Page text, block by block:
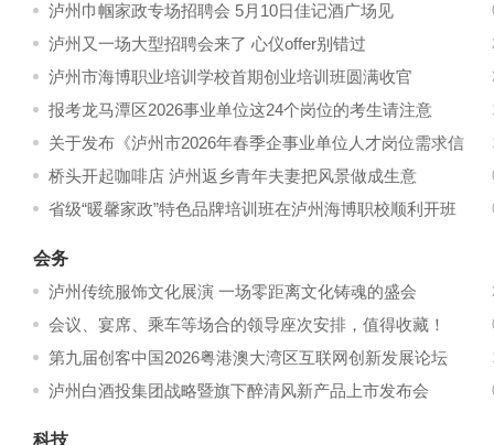
泸州巾帼家政专场招聘会 5月10日佳记酒广场见
泸州又一场大型招聘会来了 心仪offer别错过
泸州市海博职业培训学校首期创业培训班圆满收官
报考龙马潭区2026事业单位这24个岗位的考生请注意
关于发布《泸州市2026年春季企事业单位人才岗位需求信
息》的公告
桥头开起咖啡店 泸州返乡青年夫妻把风景做成生意
省级“暖馨家政”特色品牌培训班在泸州海博职校顺利开班
会务
泸州传统服饰文化展演 一场零距离文化铸魂的盛会
会议、宴席、乘车等场合的领导座次安排，值得收藏！
第九届创客中国2026粤港澳大湾区互联网创新发展论坛
（活动主视觉）
泸州白酒投集团战略暨旗下醉清风新产品上市发布会
科技